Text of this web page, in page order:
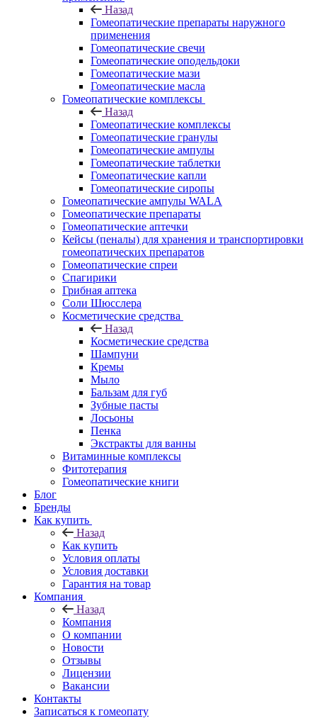
Назад
Гомеопатические препараты наружного
применения
Гомеопатические свечи
Гомеопатические оподельдоки
Гомеопатические мази
Гомеопатические масла
Гомеопатические комплексы
Назад
Гомеопатические комплексы
Гомеопатические гранулы
Гомеопатические ампулы
Гомеопатические таблетки
Гомеопатические капли
Гомеопатические сиропы
Гомеопатические ампулы WALA
Гомеопатические препараты
Гомеопатические аптечки
Кейсы (пеналы) для хранения и транспортировки
гомеопатических препаратов
Гомеопатические спреи
Спагирики
Грибная аптека
Соли Шюсслера
Косметические средства
Назад
Косметические средства
Шампуни
Кремы
Мыло
Бальзам для губ
Зубные пасты
Лосьоны
Пенка
Экстракты для ванны
Витаминные комплексы
Фитотерапия
Гомеопатические книги
Блог
Бренды
Как купить
Назад
Как купить
Условия оплаты
Условия доставки
Гарантия на товар
Компания
Назад
Компания
О компании
Новости
Отзывы
Лицензии
Вакансии
Контакты
Записаться к гомеопату